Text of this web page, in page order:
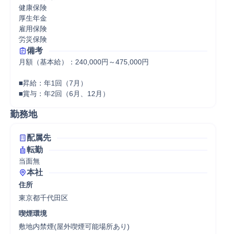
健康保険
厚生年金
雇用保険
労災保険
備考
月額（基本給）：240,000円～475,000円
■昇給：年1回（7月）
■賞与：年2回（6月、12月）
勤務地
配属先
転勤
当面無
本社
住所
東京都千代田区
喫煙環境
敷地内禁煙(屋外喫煙可能場所あり)